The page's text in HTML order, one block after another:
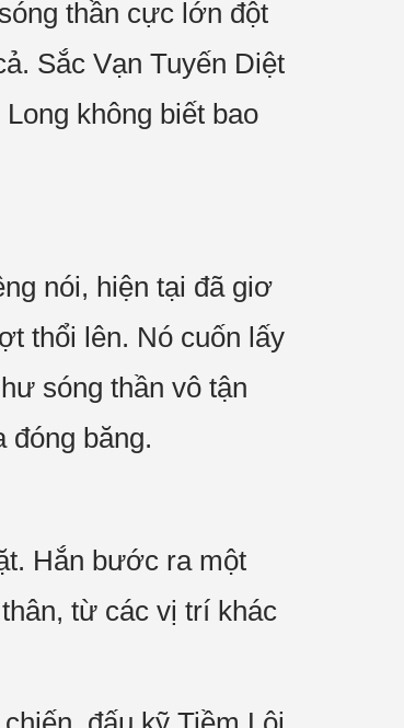
thần cực lớn đột
Sắc Vạn Tuyến Diệt
không biết bao
nói, hiện tại đã giơ
thổi lên. Nó cuốn lấy
sóng thần vô tận
đóng băng.
Hắn bước ra một
từ các vị trí khác